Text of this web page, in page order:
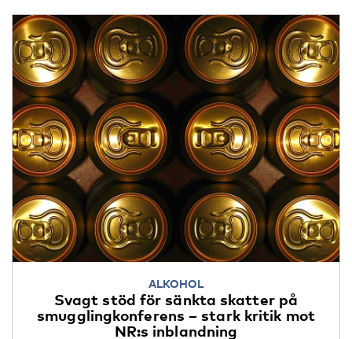
ALKOHOL
Svagt stöd för sänkta skatter på
smugglingkonferens – stark kritik mot
NR:s inblandning